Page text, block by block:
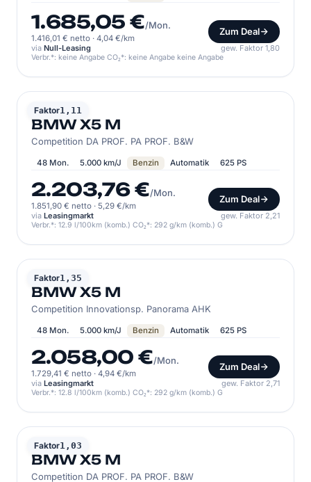
1.685,05 €/Mon.
1.416,01 € netto · 4,04 €/km
Zum Deal
via Null-Leasing gew. Faktor 1,80
Verbr.*: keine Angabe CO₂*: keine Angabe keine Angabe
Faktor1,11
BMW
BMW X5 M
Competition DA PROF. PA PROF. B&W
48 Mon. 5.000 km/J Benzin Automatik 625 PS
2.203,76 €/Mon.
1.851,90 € netto · 5,29 €/km
Zum Deal
via Leasingmarkt gew. Faktor 2,21
Verbr.*: 12.9 l/100km (komb.) CO₂*: 292 g/km (komb.) G
Faktor1,35
BMW
BMW X5 M
Competition Innovationsp. Panorama AHK
48 Mon. 5.000 km/J Benzin Automatik 625 PS
2.058,00 €/Mon.
1.729,41 € netto · 4,94 €/km
Zum Deal
via Leasingmarkt gew. Faktor 2,71
Verbr.*: 12.8 l/100km (komb.) CO₂*: 292 g/km (komb.) G
Faktor1,03
BMW
BMW X5 M
Competition DA PROF. PA PROF. B&W